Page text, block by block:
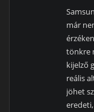
már
tönkre
kijelző
reális
jöhet